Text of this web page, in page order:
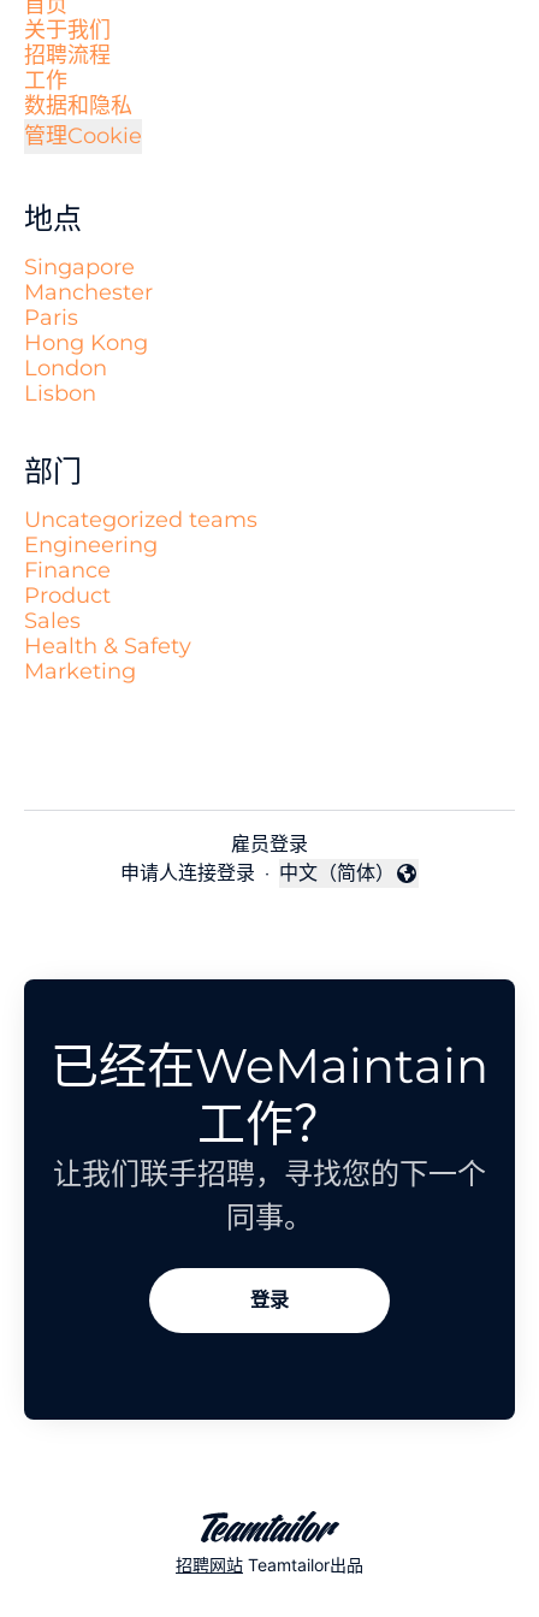
关于我们
招聘流程
工作
数据和隐私
管理Cookie
地点
Singapore
Manchester
Paris
Hong Kong
London
Lisbon
部门
Uncategorized teams
Engineering
Finance
Product
Sales
Health & Safety
Marketing
雇员登录
申请人连接登录 ·
更改语言
中文（简体）
已经在WeMaintain
工作？
让我们联手招聘，寻找您的下一个
同事。
登录
招聘网站 Teamtailor出品